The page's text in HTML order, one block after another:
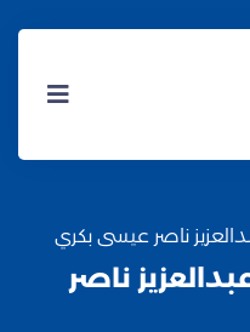
ناصر عيسى بكري
ناصر